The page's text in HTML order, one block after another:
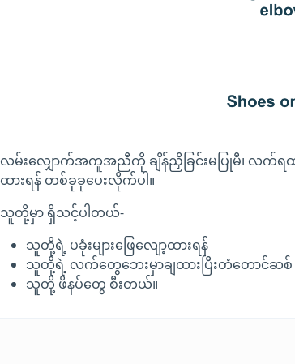
လမ်းလျှောက်အကူအညီကို ချိန်ညှိခြင်းမပြုမီ၊ လက်ရ
ထားရန် တစ်ခုခုပေးလိုက်ပါ။
သူတို့မှာ ရှိသင့်ပါတယ်-
သူတို့ရဲ့ ပခုံးများဖြေလျော့ထားရန်
သူတို့ရဲ့ လက်တွေဘေးမှာချထားပြီးတံတောင်ဆ
သူတို့ ဖိနပ်တွေ စီးတယ်။